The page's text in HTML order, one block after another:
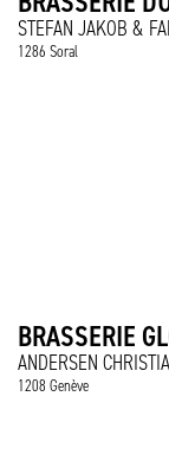
STEFAN JAKOB &
1286 Soral
BRASSERIE
ANDERSEN
1208 Genève